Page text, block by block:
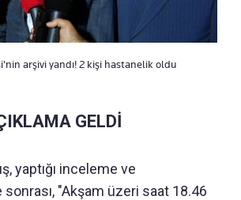
arşivi yandı! 2 kişi hastanelik oldu
GELDİ
yaptığı inceleme ve
"Akşam üzeri saat 18.46